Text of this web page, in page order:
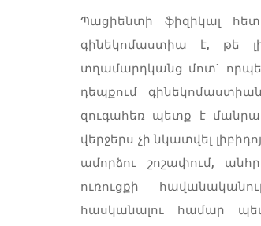
Պացիենտի ֆիզիկալ
գինեկոմաստիա է, թե
տղամարդկանց մոտ` որպես
դեպքում
զուգահեռ պետք է
վերջերս չի նկատվել
ամորձու շոշափում,
ուռուցքի
հասկանալու համար